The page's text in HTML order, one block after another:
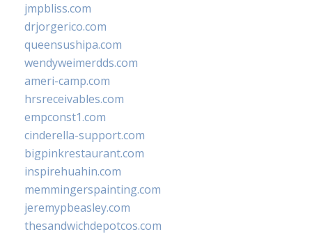
jmpbliss.com
drjorgerico.com
queensushipa.com
wendyweimerdds.com
ameri-camp.com
hrsreceivables.com
empconst1.com
cinderella-support.com
bigpinkrestaurant.com
inspirehuahin.com
memmingerspainting.com
jeremypbeasley.com
thesandwichdepotcos.com